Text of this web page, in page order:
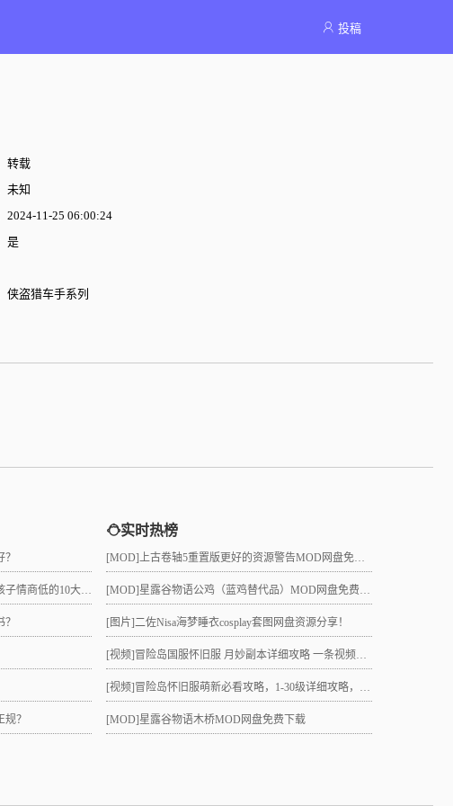
投稿
转载
未知
2024-11-25 06:00:24
是
侠盗猎车手系列
10大特征是真的吗？
？
实时热榜
[MOD]上古卷轴5重置版更好的资源警告MOD网盘免费下载
[MOD] 星露谷物语公鸡（蓝鸡替代品）MOD网盘免费下载
[图片]二佐Nisa海梦睡衣cosplay套图网盘资源分享！
[视频] 冒险岛国服怀旧服 月妙副本详细攻略 一条视频助力10级直升21 组队不求人
[视频] 冒险岛怀旧服萌新必看攻略，1-30级详细攻略，3小时就能到21级！
[MOD] 星露谷物语木桥MOD网盘免费下载